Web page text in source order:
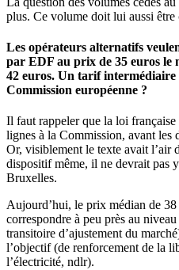
plus. Ce volume doit lui aussi
Les opérateurs alternatifs
par EDF au prix de 35 euros le
42 euros. Un tarif
Commission européenne ?
Il faut rappeler que la loi française
lignes à la Commission, avant les
Or, visiblement le texte avait l’air
dispositif même, il ne devrait pas
Bruxelles.
Aujourd’hui, le prix médian de
correspondre à peu près au
transitoire d’ajustement du
l’objectif (de renforcement de la
l’électricité, ndlr).